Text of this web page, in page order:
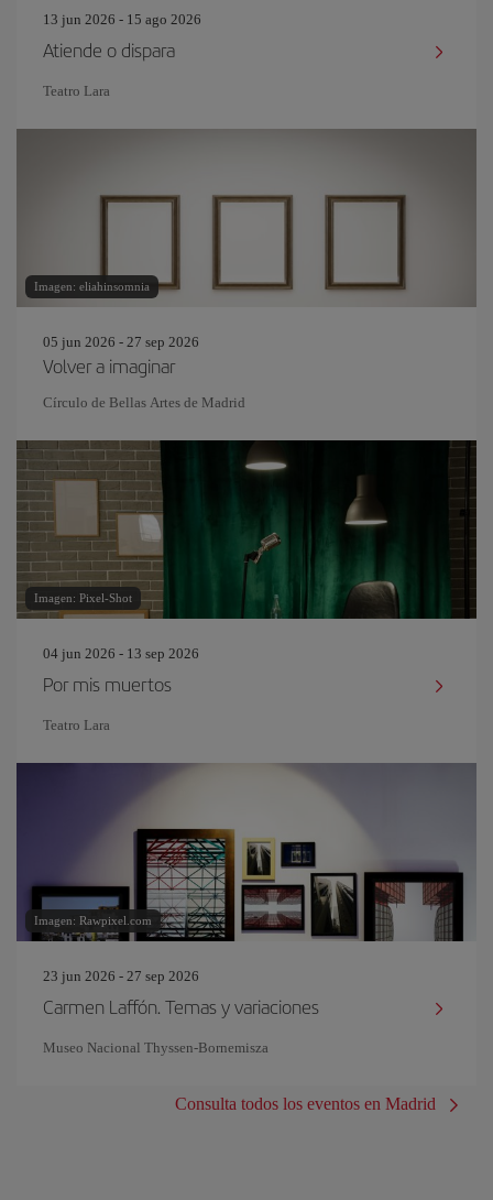
13 jun 2026 - 15 ago 2026
Atiende o dispara
Teatro Lara
Imagen: eliahinsomnia
05 jun 2026 - 27 sep 2026
Volver a imaginar
Círculo de Bellas Artes de Madrid
Imagen: Pixel-Shot
04 jun 2026 - 13 sep 2026
Por mis muertos
Teatro Lara
Imagen: Rawpixel.com
23 jun 2026 - 27 sep 2026
Carmen Laffón. Temas y variaciones
Museo Nacional Thyssen-Bornemisza
Consulta todos los eventos en Madrid